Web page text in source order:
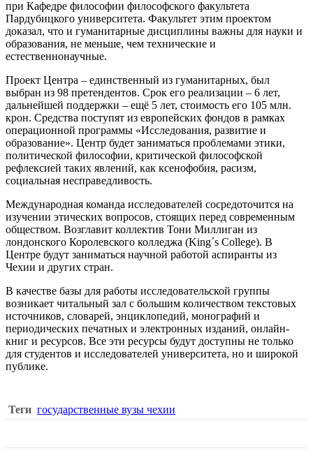
при Кафедре философии философского факультета
Пардубицкого университета. Факультет этим проектом
доказал, что и гуманитарные дисциплины важны для науки и
образования, не меньше, чем технические и
естественнонаучные.
Проект Центра – единственный из гуманитарных, был
выбран из 98 претендентов. Срок его реализации – 6 лет,
дальнейшей поддержки – ещё 5 лет, стоимость его 105 млн.
крон. Средства поступят из европейских фондов в рамках
операционной программы «Исследования, развитие и
образование». Центр будет заниматься проблемами этики,
политической философии, критической философской
рефлексией таких явлений, как ксенофобия, расизм,
социальная несправедливость.
Международная команда исследователей сосредоточится на
изучении этических вопросов, стоящих перед современным
обществом. Возглавит коллектив Тони Миллиган из
лондонского Королевского колледжа (King´s College). В
Центре будут заниматься научной работой аспиранты из
Чехии и других стран.
В качестве базы для работы исследовательской группы
возникает читальный зал с большим количеством текстовых
источников, словарей, энциклопедий, монографий и
периодических печатных и электронных изданий, онлайн-
книг и ресурсов. Все эти ресурсы будут доступны не только
для студентов и исследователей университета, но и широкой
публике.
Теги государственные вузы чехии